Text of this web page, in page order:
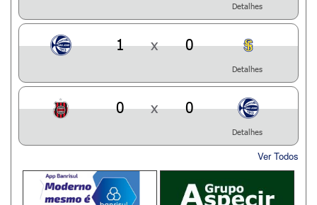
Detalhes
1 x 0
Detalhes
0 x 0
Detalhes
Ver Todos